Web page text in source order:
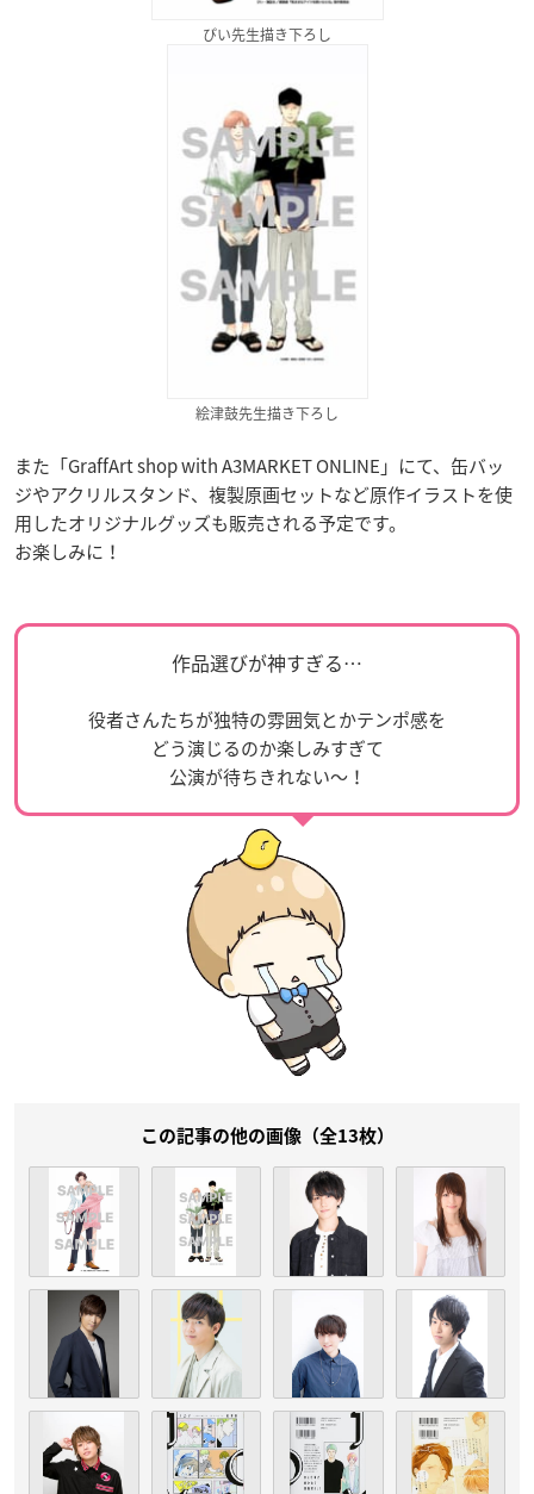
ぴい先生描き下ろし
絵津鼓先生描き下ろし
また「GraffArt shop with A3MARKET ONLINE」にて、缶バッ
ジやアクリルスタンド、複製原画セットなど原作イラストを使
用したオリジナルグッズも販売される予定です。
お楽しみに！
作品選びが神すぎる…
役者さんたちが独特の雰囲気とかテンポ感を
どう演じるのか楽しみすぎて
公演が待ちきれない〜！
この記事の他の画像（全13枚）